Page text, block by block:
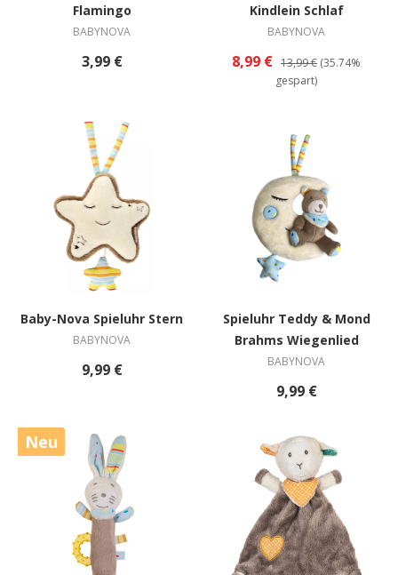
Flamingo
BABYNOVA
3,99 €
Kindlein Schlaf
BABYNOVA
8,99 € 13,99 € (35.74%
gespart)
Baby-Nova Spieluhr Stern
BABYNOVA
9,99 €
Spieluhr Teddy & Mond
Brahms Wiegenlied
BABYNOVA
9,99 €
Neu